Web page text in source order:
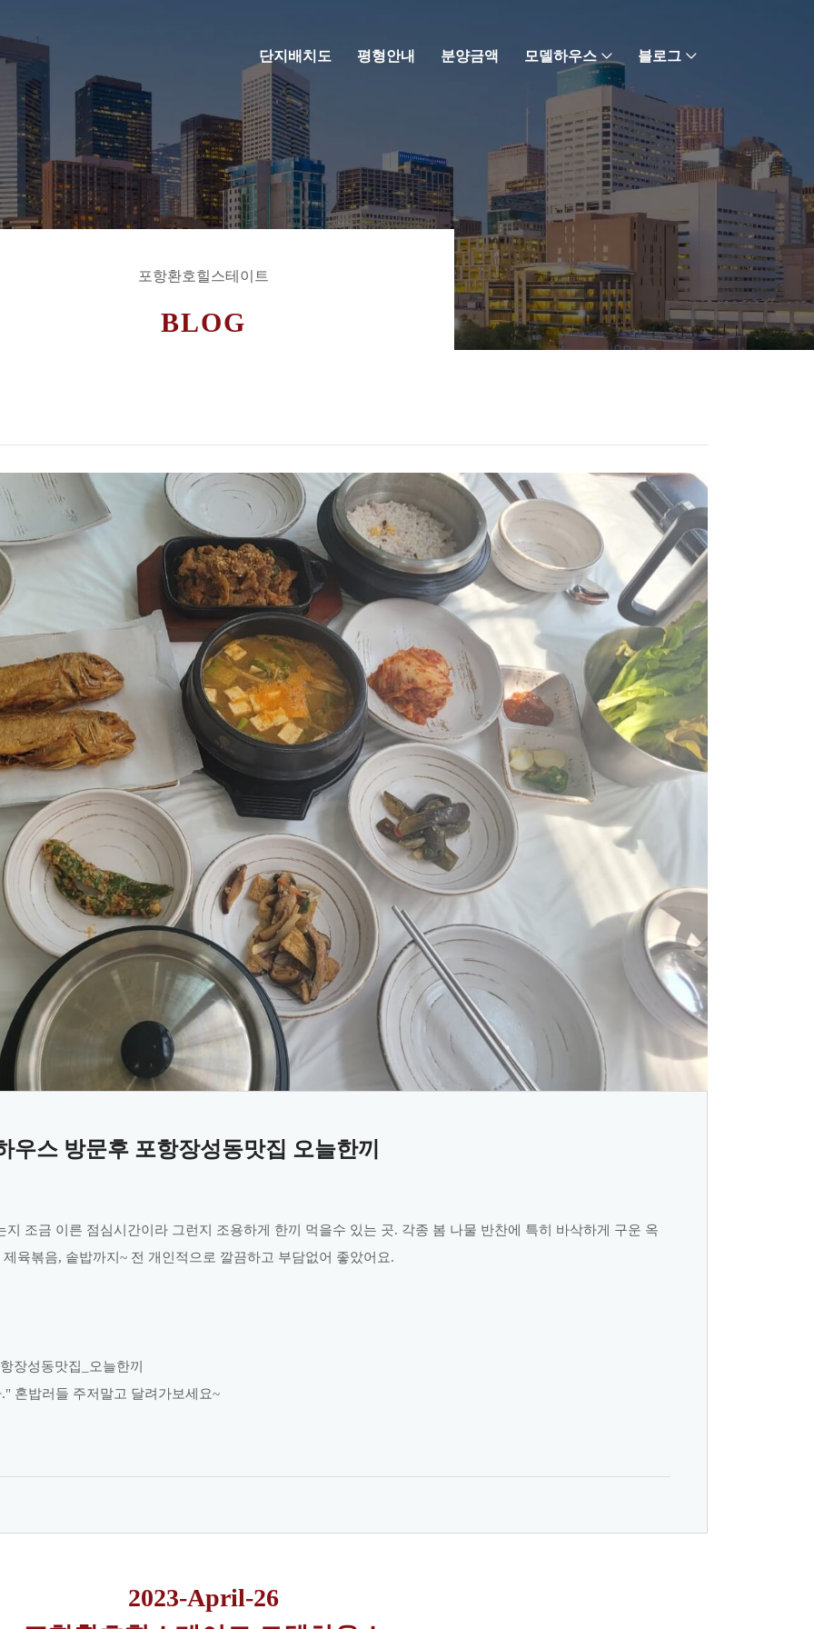
단지배치도 평형안내 분양금액 모델하우스 블로그
포항환호힐스테이트
BLOG
우스 방문후 포항장성동맛집 오늘한끼
조금 이른 점심시간이라 그런지 조용하게 한끼 먹을수 있는 곳. 각종 봄 나물 반찬에 특히 바삭하게 구운 옥
육볶음, 솥밥까지~ 전 개인적으로 깔끔하고 부담없어 좋았어요.
장성동맛집_오늘한끼
혼밥러들 주저말고 달려가보세요~
2023-April-26